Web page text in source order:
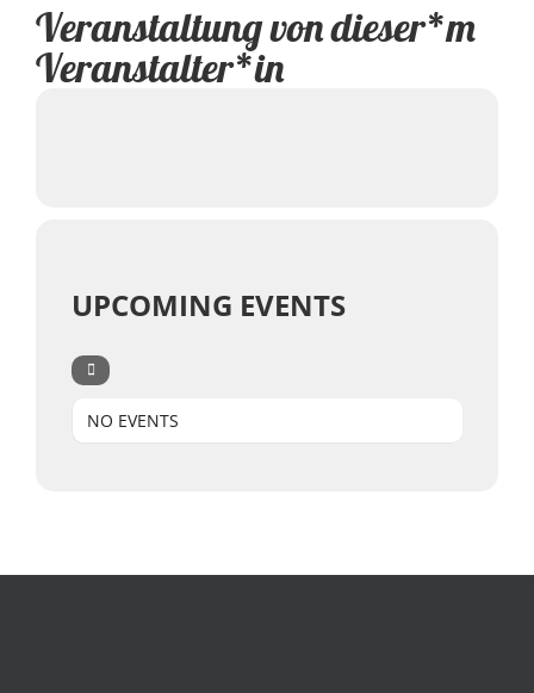
Veranstaltung von dieser*m
Veranstalter*in
UPCOMING EVENTS
NO EVENTS